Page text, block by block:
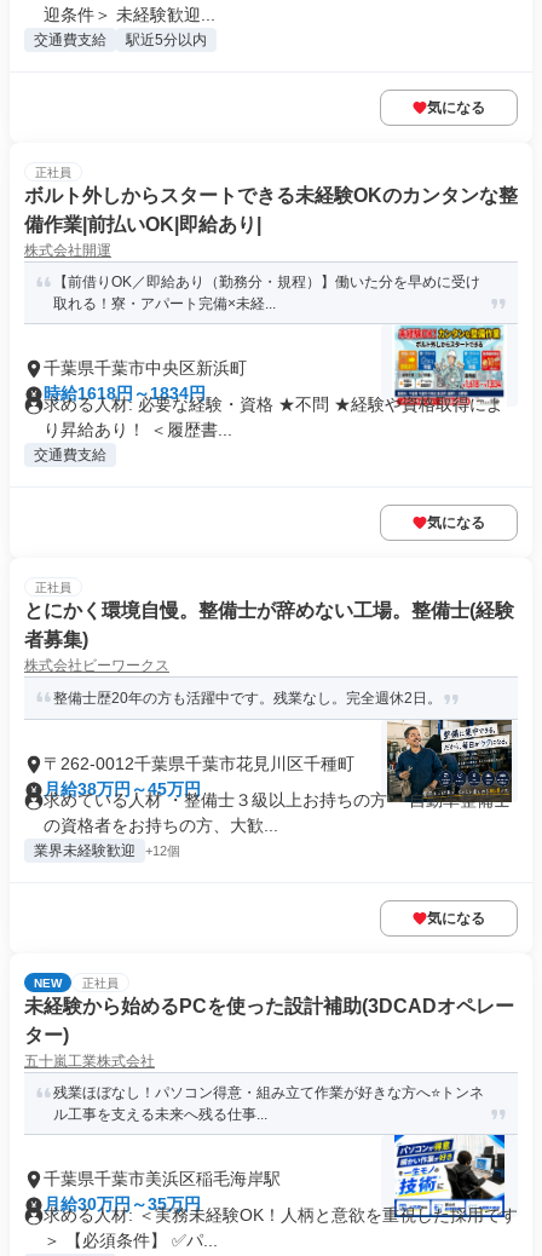
迎条件＞ 未経験歓迎...
交通費支給 駅近5分以内
気になる
正社員
ボルト外しからスタートできる未経験OKのカンタンな整
備作業|前払いOK|即給あり|
株式会社開運
【前借りOK／即給あり（勤務分・規程）】働いた分を早めに受け
取れる！寮・アパート完備×未経...
千葉県千葉市中央区新浜町
時給1618円～1834円
求める人材: 必要な経験・資格 ★不問 ★経験や資格取得によ
り昇給あり！ ＜履歴書...
交通費支給
気になる
正社員
とにかく環境自慢。整備士が辞めない工場。整備士(経験
者募集)
株式会社ビーワークス
整備士歴20年の方も活躍中です。残業なし。完全週休2日。
〒262-0012千葉県千葉市花見川区千種町
月給38万円～45万円
求めている人材 ・整備士３級以上お持ちの方 ・自動車整備士
の資格者をお持ちの方、大歓...
業界未経験歓迎 +12個
気になる
NEW 正社員
未経験から始めるPCを使った設計補助(3DCADオペレー
ター)
五十嵐工業株式会社
残業ほぼなし！パソコン得意・組み立て作業が好きな方へ⭐️トンネ
ル工事を支える未来へ残る仕事...
千葉県千葉市美浜区稲毛海岸駅
月給30万円～35万円
求める人材: ＜実務未経験OK！人柄と意欲を重視した採用です
＞ 【必須条件】 ✅パ...